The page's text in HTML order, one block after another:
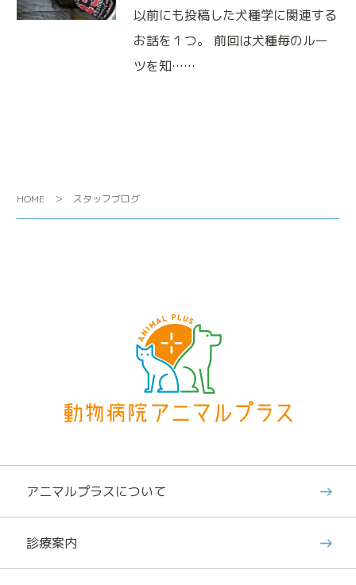
鎮痛療法
痛みと不安を緩和する治療法です
以前にも投稿した犬種学に関連する
お話を１つ。 前回は犬種毎のルー
ツを知……
HOME スタッフブログ
アニマルプラスについて
診療案内